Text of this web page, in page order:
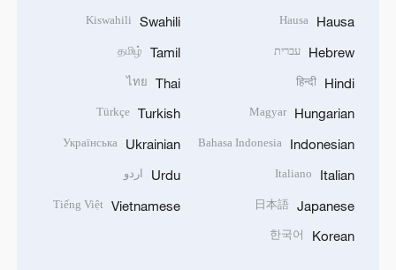
Hausa
Hausa
Hebrew עברית
Hindi
हिन्दी
Hungarian
Magyar
Indonesian
Bahasa Indonesia
Italian
Italiano
Japanese
日本語
Korean
한국어
Swahili
Kiswahili
Tamil
தமிழ்
Thai
ไทย
Turkish
Türkçe
Ukrainian
Українська
Urdu اردو
Vietnamese
Tiếng Việt